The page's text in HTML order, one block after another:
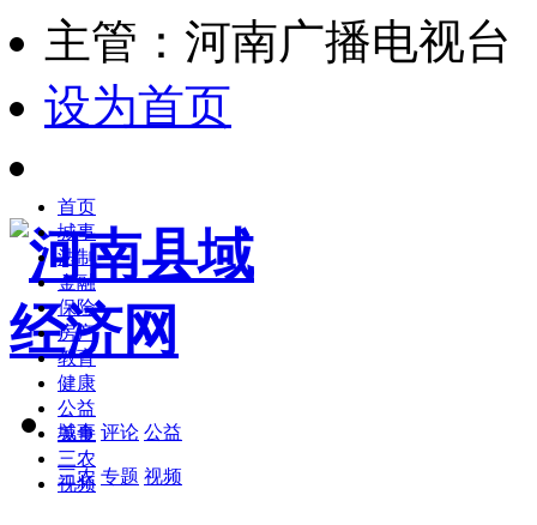
主管：河南广播电视
设为首页
城事 评论 公益
三农 专题 视频
首页
城事
法制
金融
保险
房产
教育
健康
公益
美食
三农
视频